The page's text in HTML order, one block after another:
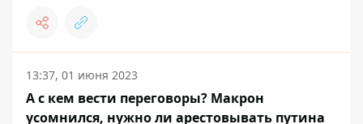
13:37, 01 июня 2023
А с кем вести переговоры? Макрон
усомнился, нужно ли арестовывать путина